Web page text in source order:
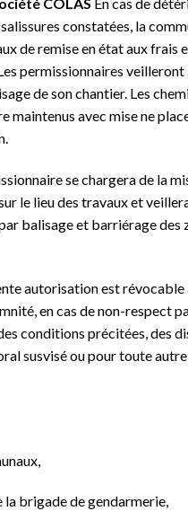
COLAS En cas de
constatées, la
de remise en état aux frais
permissionnaires veilleront
de son chantier. Les
maintenus avec mise ne
se chargera de la
le lieu des travaux et
balisage et barriérage des
autorisation est révocable
en cas de non-respect
conditions précitées, des
susvisé ou pour toute
la brigade de gendarmerie,